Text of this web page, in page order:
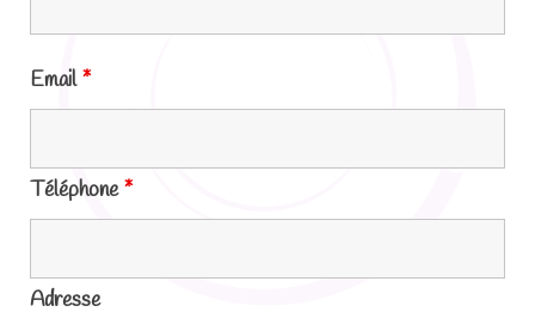
Email*
Téléphone*
Adresse